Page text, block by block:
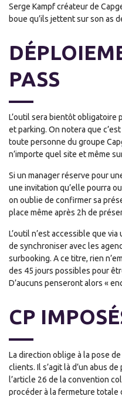
Serge Kampf créateur de
boue qu’ils jettent sur son as
PASS
L’outil sera bientôt obligatoire
et parking. On notera que
toute personne du groupe
n’importe quel site et même
Si un manager réserve pour
une invitation qu’elle pourra
on oublie de confirmer sa
place même après 2h de
L’outil n’est accessible que via
de synchroniser avec les
surbooking. A ce titre, rien
des 45 jours possibles pour
D’aucuns penseront alors «
CP
La direction oblige à la pose
clients. Il s’agit là d’un abus
l’article 26 de la convention
procéder à la fermeture totale